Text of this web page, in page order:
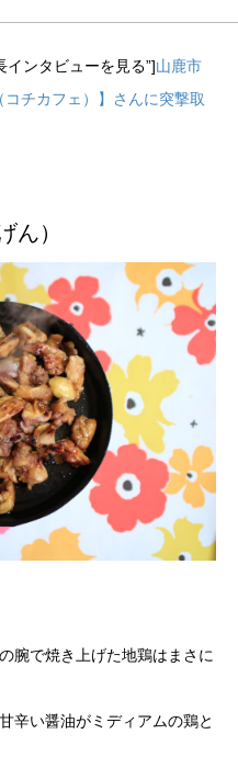
インタビューを見る”]山鹿市
チカフェ）】さんに突撃取
ん）
腕で焼き上げた地鶏はまさに
辛い醤油がミディアムの鶏と